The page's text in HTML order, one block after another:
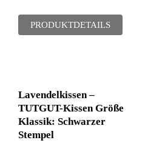
PRODUKTDETAILS
Lavendelkissen –
TUTGUT-Kissen Größe
Klassik: Schwarzer
Stempel